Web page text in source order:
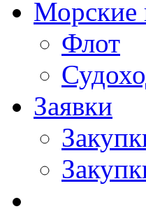
Морские
Флот
Заявки